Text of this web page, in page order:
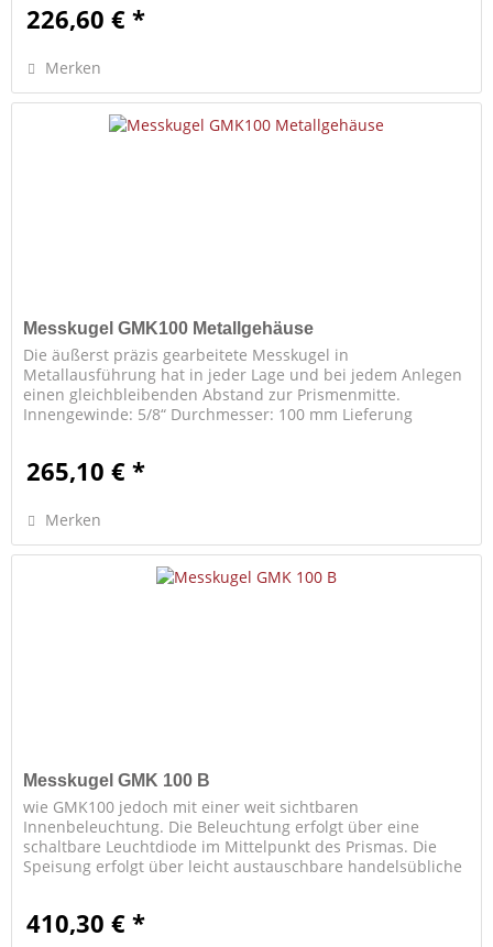
226,60 € *
Merken
Messkugel GMK100 Metallgehäuse
Die äußerst präzis gearbeitete Messkugel in
Metallausführung hat in jeder Lage und bei jedem Anlegen
einen gleichbleibenden Abstand zur Prismenmitte.
Innengewinde: 5/8“ Durchmesser: 100 mm Lieferung
265,10 € *
Merken
Messkugel GMK 100 B
wie GMK100 jedoch mit einer weit sichtbaren
Innenbeleuchtung. Die Beleuchtung erfolgt über eine
schaltbare Leuchtdiode im Mittelpunkt des Prismas. Die
Speisung erfolgt über leicht austauschbare handelsübliche
410,30 € *